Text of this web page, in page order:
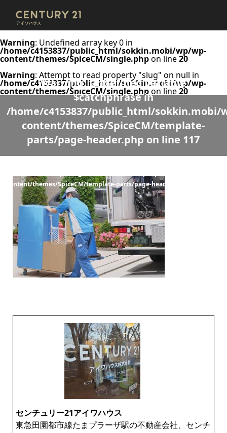
Warning: Undefined array key 0 in
/home/c4153837/public_html/sokkin.mobi/wp/wp-
content/themes/SpiceCM/single.phpon line20
Warning: Attempt to read property "slug" on null in
/home/c4153837/public_html/sokkin.mobi/wp/wp-
content/themes/SpiceCM/single.phpon line20
Warning: Undefined variable
$catchphrase in
/home/c4153837/public_html/sokkin.mobi/
content/themes/SpiceCM/template-
parts/page-header.php on line 117
content/themes/SpiceCM/template-parts/page-header.php
センチュリー21アイワハウス
東急田園都市線たまプラーザ駅の不動産会社、センチ